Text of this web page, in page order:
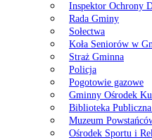
Inspektor Ochrony
Rada Gminy
Sołectwa
Koła Seniorów w
Straż Gminna
Policja
Pogotowie gazowe
Gminny Ośrodek
Biblioteka
Muzeum
Ośrodek Sportu i